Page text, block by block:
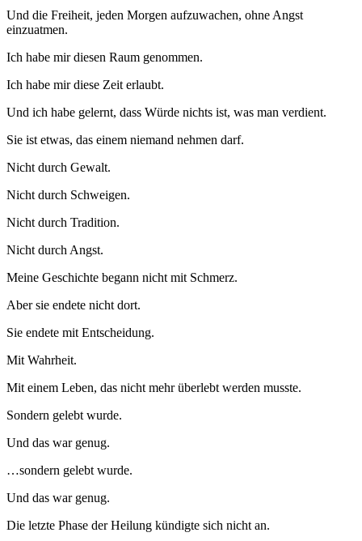
Und die Freiheit, jeden Morgen aufzuwachen, ohne Angst
einzuatmen.
Ich habe mir diesen Raum genommen.
Ich habe mir diese Zeit erlaubt.
Und ich habe gelernt, dass Würde nichts ist, was man verdient.
Sie ist etwas, das einem niemand nehmen darf.
Nicht durch Gewalt.
Nicht durch Schweigen.
Nicht durch Tradition.
Nicht durch Angst.
Meine Geschichte begann nicht mit Schmerz.
Aber sie endete nicht dort.
Sie endete mit Entscheidung.
Mit Wahrheit.
Mit einem Leben, das nicht mehr überlebt werden musste.
Sondern gelebt wurde.
Und das war genug.
…sondern gelebt wurde.
Und das war genug.
Die letzte Phase der Heilung kündigte sich nicht an.